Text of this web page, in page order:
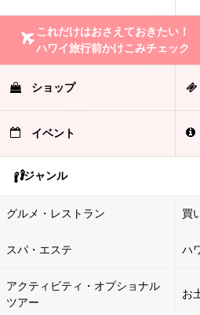
これだけはおさえておきたい！
ハワイ旅行前かけこみチェック
ショップ
イベント
ジャンル
グルメ・レストラン 買
スパ・エステ ハ
アクティビティ・オプショナル
ツアー
お